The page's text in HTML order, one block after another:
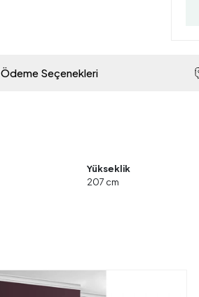
Ödeme Seçenekleri
Yükseklik
207 cm